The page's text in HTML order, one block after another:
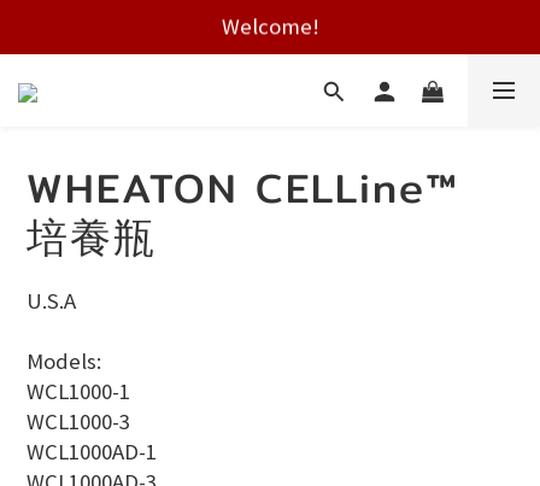
Free shipping on HK orders over $2000
Welcome!
WHEATON CELLine™
培養瓶
U.S.A
Models:
WCL1000-1
WCL1000-3
WCL1000AD-1